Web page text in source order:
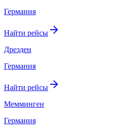
Германия
Найти рейсы
Дрезден
Германия
Найти рейсы
Мемминген
Германия